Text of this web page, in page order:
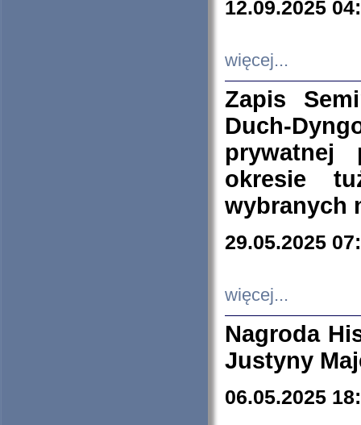
12.09.2025
więcej...
Zapis
Duch-
prywatnej
okresie
wybranych
29.05.2025
więcej...
Nagroda
Justyny
06.05.2025